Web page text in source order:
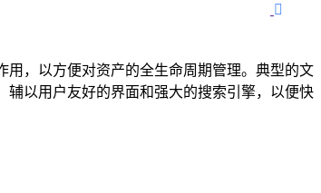

，以方便对资产的全生命周期管理。典型的文
以用户友好的界面和强大的搜索引擎，以便快